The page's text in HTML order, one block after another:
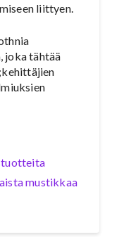
liittyen.
joka tähtää
mustikkaa